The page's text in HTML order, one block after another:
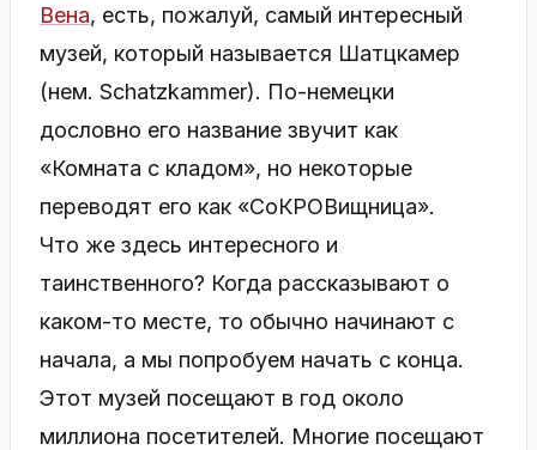
Вена, есть, пожалуй, самый интересный
музей, который называется Шатцкамер
(нем. Schatzkammer). По-немецки
дословно его название звучит как
«Комната с кладом», но некоторые
переводят его как «СоКРОВищница».
Что же здесь интересного и
таинственного? Когда рассказывают о
каком-то месте, то обычно начинают с
начала, а мы попробуем начать с конца.
Этот музей посещают в год около
миллиона посетителей. Многие посещают